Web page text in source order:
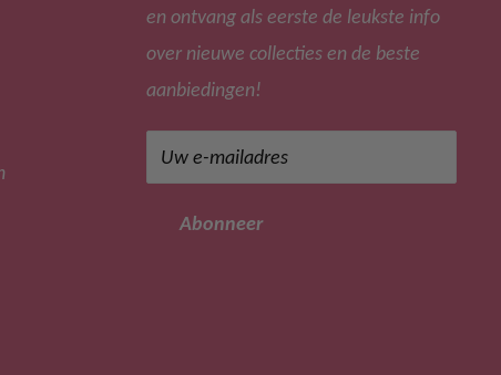
en ontvang als eerste de leukste info
over nieuwe collecties en de beste
aanbiedingen!
Uw e-mailadres
Abonneer